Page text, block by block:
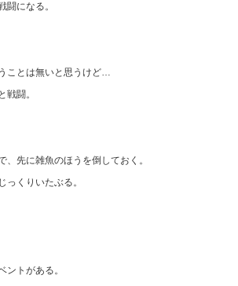
闘になる。
ことは無いと思うけど…
戦闘。
、先に雑魚のほうを倒しておく。
っくりいたぶる。
ントがある。